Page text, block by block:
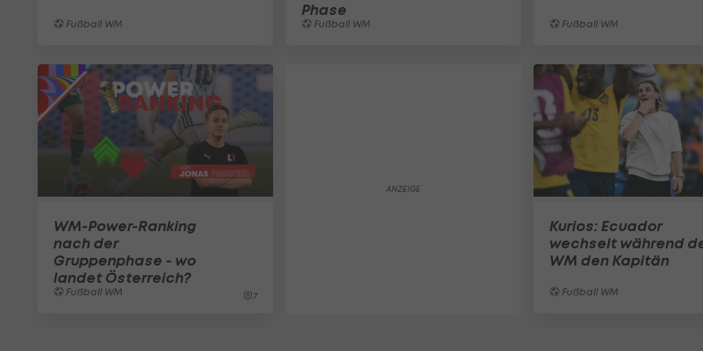
Fußball WM
Phase
Fußball WM Fußball WM
WM-Power-Ranking
nach der
Gruppenphase - wo
landet Österreich?
Fußball WM 7
Kurios: Ecuador
wechselt während
WM den Kapitän
Fußball WM